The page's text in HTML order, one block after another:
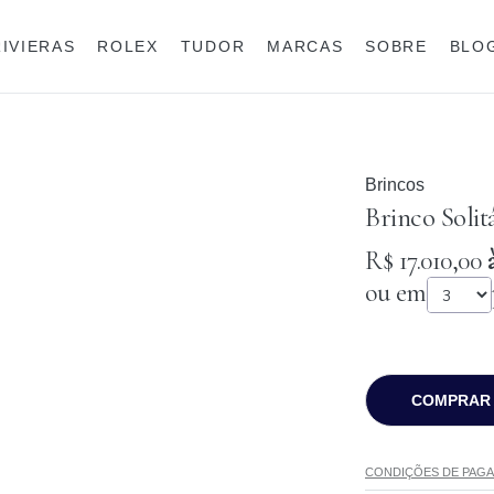
MARCAS SOBRE
ROLEX TUDOR
Brincos
Brinco
R$ 17.010,00
ou em
CONDIÇÕES DE